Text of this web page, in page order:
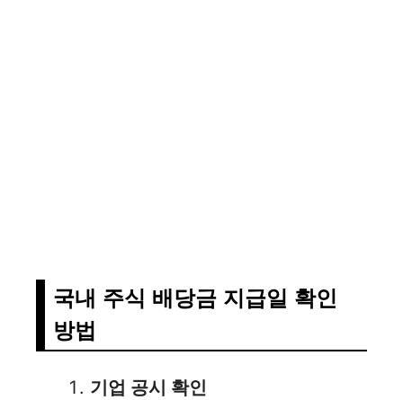
국내 주식 배당금 지급일 확인
방법
기업 공시 확인